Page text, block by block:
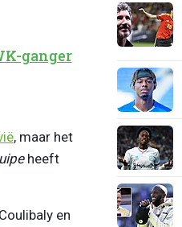
ganger
, maar het
heeft
en